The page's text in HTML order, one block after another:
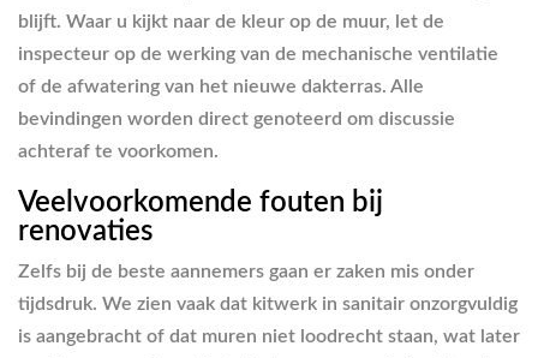
blijft. Waar u kijkt naar de kleur op de muur, let de
inspecteur op de werking van de mechanische ventilatie
of de afwatering van het nieuwe dakterras. Alle
bevindingen worden direct genoteerd om discussie
achteraf te voorkomen.
Veelvoorkomende fouten bij
renovaties
Zelfs bij de beste aannemers gaan er zaken mis onder
tijdsdruk. We zien vaak dat kitwerk in sanitair onzorgvuldig
is aangebracht of dat muren niet loodrecht staan, wat later